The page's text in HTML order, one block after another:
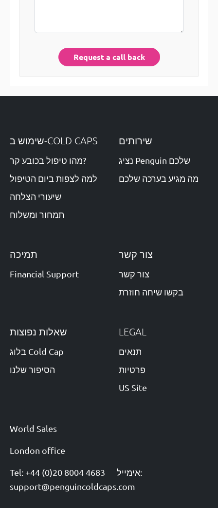
Request a call back
שימוש ב-COLD CAPS
מהו טיפול בכובע קר?
למה לצפות ביום הטיפול
שיעורי הצלחה
תמחור ומשלוח
שירותים
נציג Penguin שלכם
מה מגיע בערכה שלכם
תמיכה
Financial Support
צור קשר
צור קשר
בקשו שיחה חוזרת
שאלות נפוצות
בלוג Cold Cap
הסיפור שלנו
LEGAL
תנאים
פרטיות
US Site
World Sales
London office
Tel: +44 (0)20 8004 4683
אימייל:
support@penguincoldcaps.com